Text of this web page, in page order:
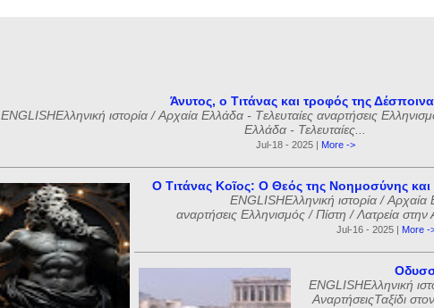
Άνυτος, ο Τιτάνας και τροφός της
ENGLISHΕλληνική ιστορία / Αρχαία Ελλάδα - Tελευταίες αναρτήσεις
Ελλάδα - Τελευταίες...
Jul-18 - 2025 | More ->
Ο Τιτάνας Κοῖος: Ο Θεός της Νοημοσύνης
ENGLISHΕλληνική ιστορία / Αρχαία
αναρτήσεις Ελληνισμός / Πίστη / Λατρεία στην
Jul-16 - 2025 | More -
ENGLISHΕλληνική
ΑναρτήσειςΤαξίδι